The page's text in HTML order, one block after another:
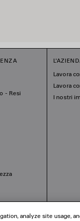
- Resi
Lavora
Lavora
I nostri
analyze site